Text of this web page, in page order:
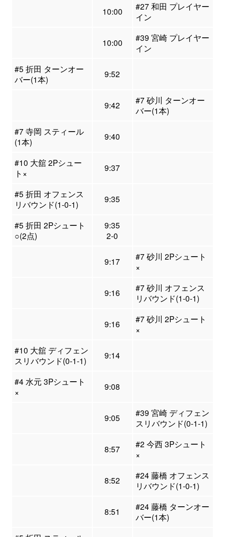
10:00
#27 和田 プレイヤー
イン
10:00
#39 宮崎 プレイヤー
イン
#5 折田 ターンオー
バー(1本)
9:52
9:42
#7 砂川 ターンオー
バー(1本)
#7 寺岡 スティール
(1本)
9:40
#10 大舘 2Pシュー
ト×
9:37
#5 折田 オフェンス
リバウンド(1-0-1)
9:35
#5 折田 2Pシュート
○(2点)
9:35
2-0
9:17
#7 砂川 2Pシュート
×
9:16
#7 砂川 オフェンス
リバウンド(1-0-1)
9:16
#7 砂川 2Pシュート
×
#10 大舘 ディフェン
スリバウンド(0-1-1)
9:14
#4 水元 3Pシュート
×
9:08
9:05
#39 宮崎 ディフェン
スリバウンド(0-1-1)
8:57
#2 今西 3Pシュート
×
8:52
#24 藤橋 オフェンス
リバウンド(1-0-1)
8:51
#24 藤橋 ターンオー
バー(1本)